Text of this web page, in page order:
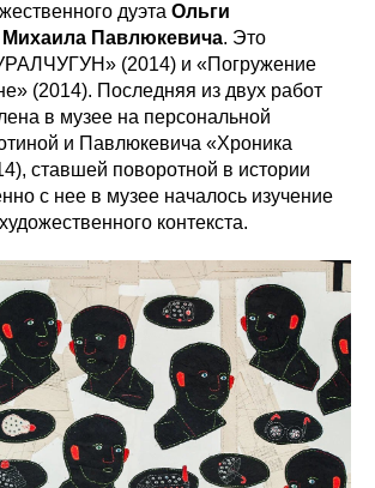
дуэта Ольги
Павлюкевича. Это
(2014) и «Погружение
(2014). Последняя из двух работ
в музее на персональной
и Павлюкевича «Хроника
ставшей поворотной в истории
с нее в музее началось изучение
контекста.